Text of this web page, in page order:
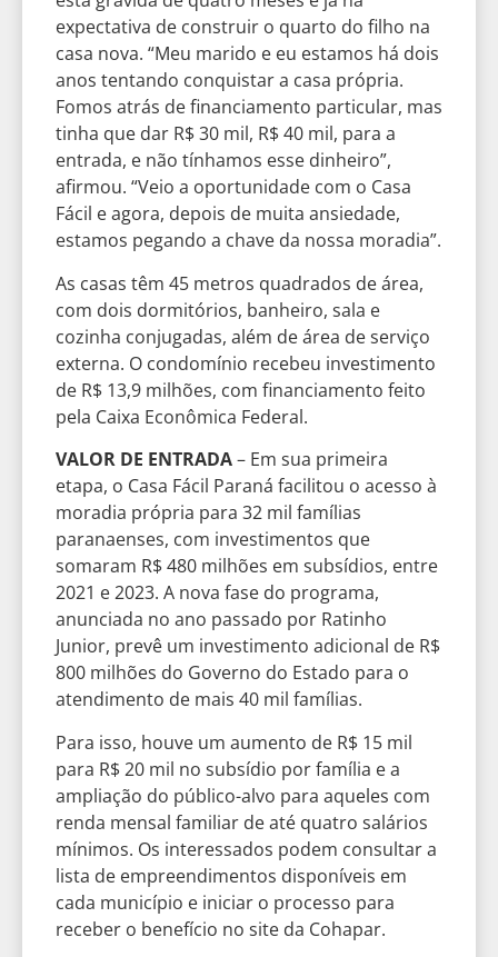
expectativa de construir o quarto do filho na
casa nova. “Meu marido e eu estamos há dois
anos tentando conquistar a casa própria.
Fomos atrás de financiamento particular, mas
tinha que dar R$ 30 mil, R$ 40 mil, para a
entrada, e não tínhamos esse dinheiro”,
afirmou. “Veio a oportunidade com o Casa
Fácil e agora, depois de muita ansiedade,
estamos pegando a chave da nossa moradia”.
As casas têm 45 metros quadrados de área,
com dois dormitórios, banheiro, sala e
cozinha conjugadas, além de área de serviço
externa. O condomínio recebeu investimento
de R$ 13,9 milhões, com financiamento feito
pela Caixa Econômica Federal.
VALOR DE ENTRADA– Em sua primeira
etapa, o Casa Fácil Paraná facilitou o acesso à
moradia própria para 32 mil famílias
paranaenses, com investimentos que
somaram R$ 480 milhões em subsídios, entre
2021 e 2023. A nova fase do programa,
anunciada no ano passado por Ratinho
Junior, prevê um investimento adicional de R$
800 milhões do Governo do Estado para o
atendimento de mais 40 mil famílias.
Para isso, houve um aumento de R$ 15 mil
para R$ 20 mil no subsídio por família e a
ampliação do público-alvo para aqueles com
renda mensal familiar de até quatro salários
mínimos. Os interessados podem consultar a
lista de empreendimentos disponíveis em
cada município e iniciar o processo para
receber o benefício no site da Cohapar.